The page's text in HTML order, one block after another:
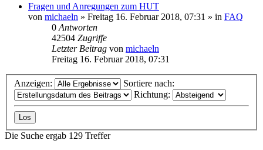
Fragen und Anregungen zum HUT
von michaeln » Freitag 16. Februar 2018, 07:31 » in FAQ
0 Antworten
42504 Zugriffe
Letzter Beitrag von michaeln
Freitag 16. Februar 2018, 07:31
Anzeigen:
Sortiere nach:
Richtung:
Die Suche ergab 129 Treffer